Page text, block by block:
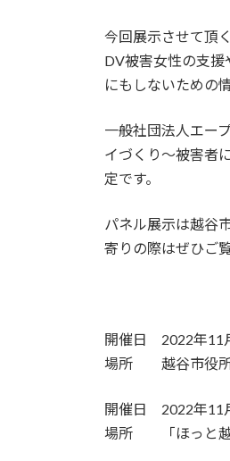
今回展示させて頂
DV被害女性の支
にもしないための
一般社団法人エー
イづくり〜被害者
定です。
パネル展示は越谷
寄りの際はぜひご
開催日 2022年11
場所 越谷市役所
開催日 2022年11
場所 「ほっと越